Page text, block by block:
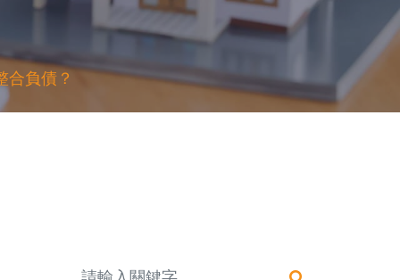
合負債？